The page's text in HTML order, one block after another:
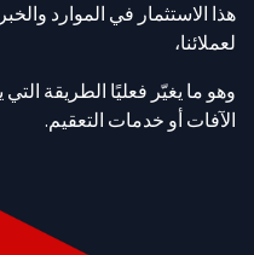
هذا الاستثمار في الموارد
لعملائنا،
وهو ما يغيّر فعليًا الطريقة
الآفات أو خدمات التعقيم.